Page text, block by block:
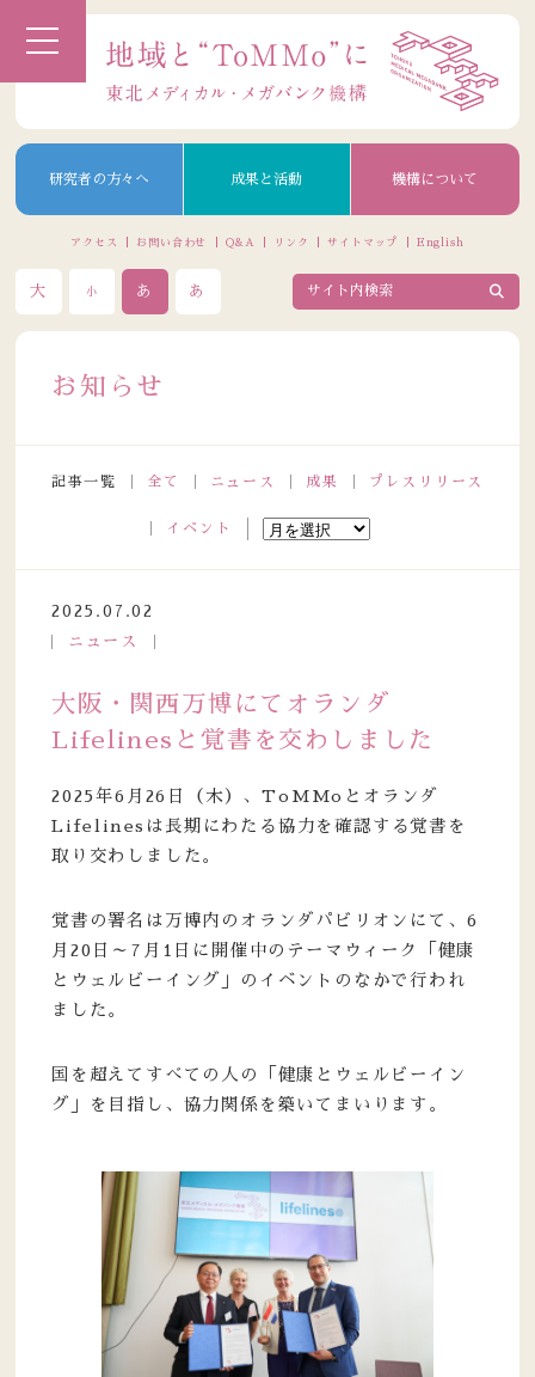
研究者の方々へ 成果と活動 機構について
アクセス お問い合わせ Q&A リンク サイトマップ English
大 小 あ あ
お知らせ
記事一覧 全て ニュース 成果 プレスリリース
イベント
2025.07.02
ニュース
大阪・関西万博にてオランダ
Lifelinesと覚書を交わしました
2025年6月26日（木）、ToMMoとオランダ
Lifelinesは長期にわたる協力を確認する覚書を
取り交わしました。
覚書の署名は万博内の オランダ パビリオンにて、6
月20日～7月1日に開催中のテーマウィーク「健康
とウェルビーイング」のイベントのなかで行われ
ました。
国を超えてすべての人の「健康とウェルビーイン
グ」を目指し、協力関係を築いてまいります。